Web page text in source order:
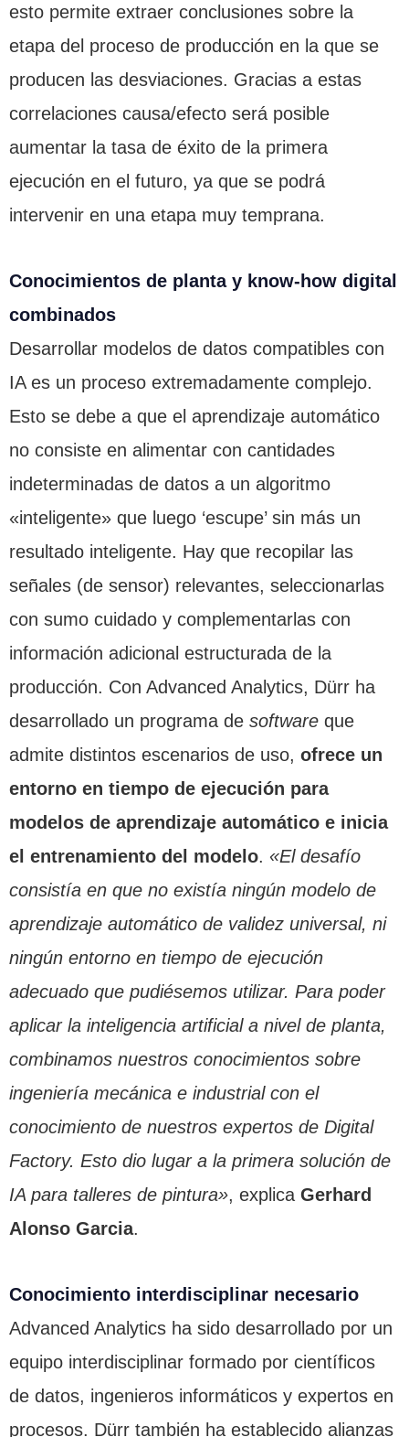
esto permite extraer conclusiones sobre la
etapa del proceso de producción en la que se
producen las desviaciones. Gracias a estas
correlaciones causa/efecto será posible
aumentar la tasa de éxito de la primera
ejecución en el futuro, ya que se podrá
intervenir en una etapa muy temprana.
Conocimientos de planta y know-how digital
combinados
Desarrollar modelos de datos compatibles con
IA es un proceso extremadamente complejo.
Esto se debe a que el aprendizaje automático
no consiste en alimentar con cantidades
indeterminadas de datos a un algoritmo
«inteligente» que luego ‘escupe’ sin más un
resultado inteligente. Hay que recopilar las
señales (de sensor) relevantes, seleccionarlas
con sumo cuidado y complementarlas con
información adicional estructurada de la
producción. Con Advanced Analytics, Dürr ha
desarrollado un programa de software que
admite distintos escenarios de uso, ofrece un
entorno en tiempo de ejecución para
modelos de aprendizaje automático e inicia
el entrenamiento del modelo. «El desafío
consistía en que no existía ningún modelo de
aprendizaje automático de validez universal, ni
ningún entorno en tiempo de ejecución
adecuado que pudiésemos utilizar. Para poder
aplicar la inteligencia artificial a nivel de planta,
combinamos nuestros conocimientos sobre
ingeniería mecánica e industrial con el
conocimiento de nuestros expertos de Digital
Factory. Esto dio lugar a la primera solución de
IA para talleres de pintura», explica Gerhard
Alonso Garcia.
Conocimiento interdisciplinar necesario
Advanced Analytics ha sido desarrollado por un
equipo interdisciplinar formado por científicos
de datos, ingenieros informáticos y expertos en
procesos. Dürr también ha establecido alianzas